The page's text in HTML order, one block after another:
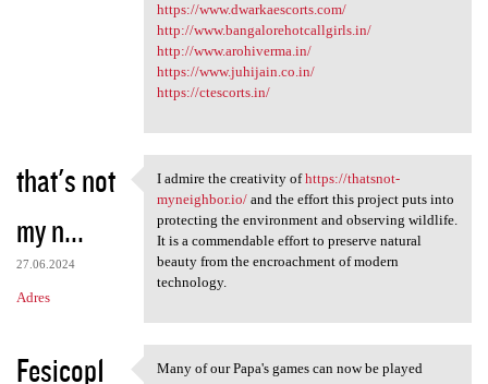
https://www.dwarkaescorts.com/
http://www.bangalorehotcallgirls.in/
http://www.arohiverma.in/
https://www.juhijain.co.in/
https://ctescorts.in/
that's not
my n...
27.06.2024
Adres
I admire the creativity of
I admire the creativity ofhttps://thatsnot-
myneighbor.io/and the effort this project puts into
protecting the environment and observing wildlife.
It is a commendable effort to preserve natural
beauty from the encroachment of modern
technology.
Fesicop1
Many of our Papa's games can now be played